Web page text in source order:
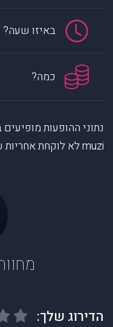
באיזו שעה?
כמה?
נתוני ההופעות
muzi לא לוקחת אחריות על המיידעים המוצגים.